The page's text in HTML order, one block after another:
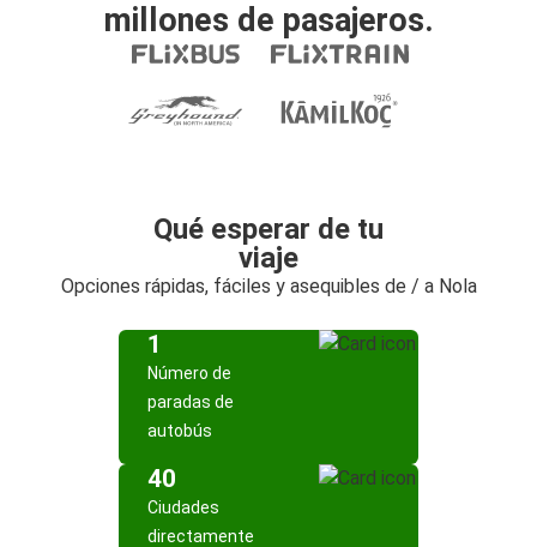
millones de pasajeros.
Qué esperar de tu
viaje
Opciones rápidas, fáciles y asequibles de / a Nola
1
Número de
paradas de
autobús
40
Ciudades
directamente